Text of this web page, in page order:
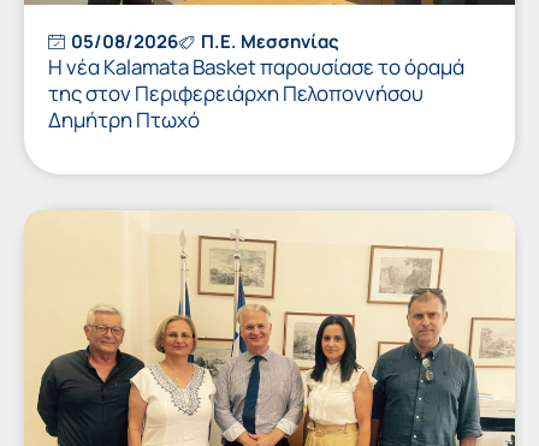
05/08/2026 Π.Ε. Μεσσηνίας
Η νέα Kalamata Basket παρουσίασε το όραμά
της στον Περιφερειάρχη Πελοποννήσου
Δημήτρη Πτωχό